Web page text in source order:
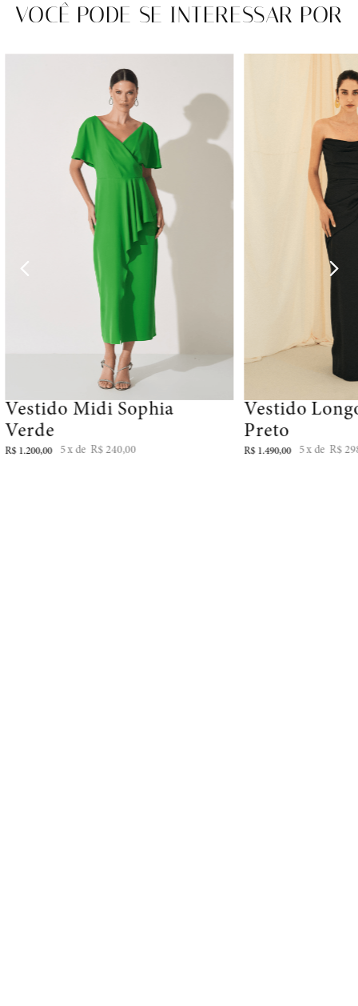
VOCÊ PODE SE INTERESSAR POR
Vestido Midi Sophia
Verde
R$ 1.200,00 5 R$ 240,00
Vestido
Preto
R$ 1.490,00 5 R$